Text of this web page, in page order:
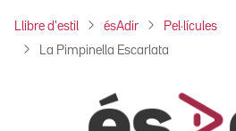
Llibre d'estil ésAdir Pel·lícules
La Pimpinella Escarlata